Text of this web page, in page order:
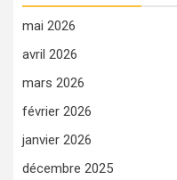
mai 2026
avril 2026
mars 2026
février 2026
janvier 2026
décembre 2025